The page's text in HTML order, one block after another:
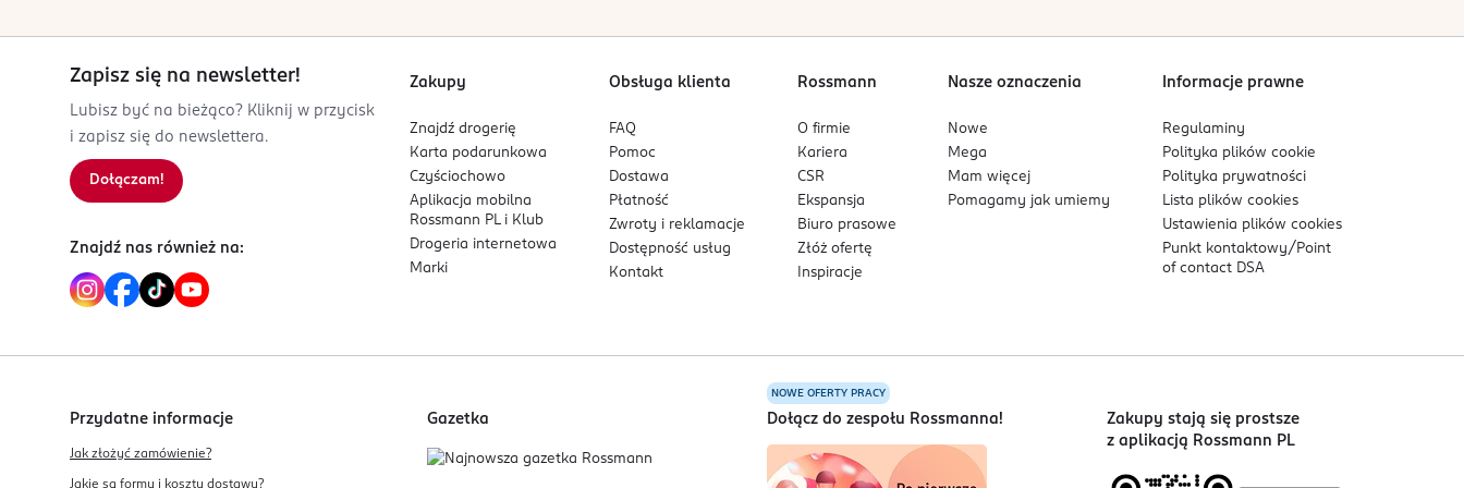
4 047196 066973
Sortowanie wgdata: od najnowszej
Zapisz się na newsletter!
Lubisz być na bieżąco? Kliknij w przycisk
i zapisz się do newslettera.
Dołączam!
Znajdź nas również na:
Zakupy
Znajdź drogerię
Karta podarunkowa
Czyściochowo
Aplikacja mobilna
Rossmann PL i Klub
Drogeria internetowa
Marki
Obsługa klienta
FAQ
Pomoc
Dostawa
Płatność
Zwroty i reklamacje
Dostępność usług
Kontakt
Rossmann
O firmie
Kariera
CSR
Ekspansja
Biuro prasowe
Złóż ofertę
Inspiracje
Nasze oznaczenia
Nowe
Mega
Mam więcej
Pomagamy jak umiemy
Informacje prawne
Regulaminy
Polityka plikówcookie
Polityka prywatności
Lista plikówcookies
Ustawienia plikówcookies
Punkt kontaktowy/ Point
of contact DSA
Przydatne informacje
Jak złożyć zamówienie?
Jakie są formy i koszty dostawy?
Gazetka
NOWE OFERTY PRACY
Dołącz do zespołu Rossmanna!
Zakupy stają się prostsze
z aplikacją Rossmann PL